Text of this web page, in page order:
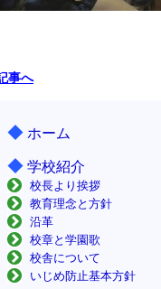
事へ
◆ ホーム
◆ 学校紹介
校長より挨拶
教育理念と方針
沿革
校章と学園歌
校舎について
いじめ防止基本方針